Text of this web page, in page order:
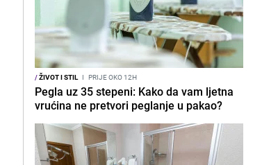
/ŽIVOT I STIL I PRIJE OKO 12H
Pegla uz 35 stepeni: Kako da vam ljetna
vrućina ne pretvori peglanje u pakao?